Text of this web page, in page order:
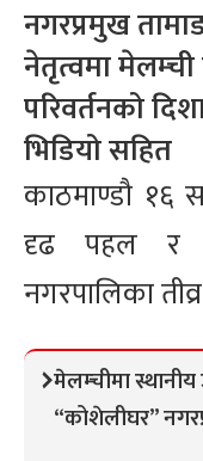
नगरप्रमुख
नेतृत्वमा मेलम्ची
परिवर्तनको
भिडियो सहित
काठमाण्डौ १६
दृढ पहल र
नगरपालिका
मेलम्चीमा स्थानीय
“कोशेलीघर”